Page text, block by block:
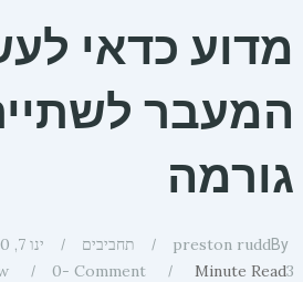
מדוע כדאי
המעבר
גורמה
By
preston rudd תחביבים
ינו 7, 2020
3
Minute Read
0 Comment -
-